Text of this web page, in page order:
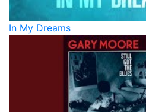
In My Dreams